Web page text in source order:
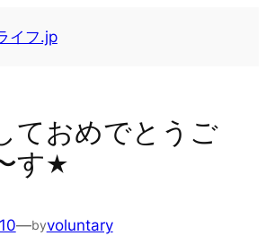
イフ.jp
ておめでとうご
す★
—byvoluntary